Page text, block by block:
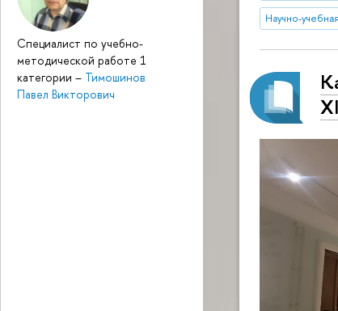
Специалист по учебно-
методической работе 1
категории – Тимошинов
Павел Викторович
Научно-